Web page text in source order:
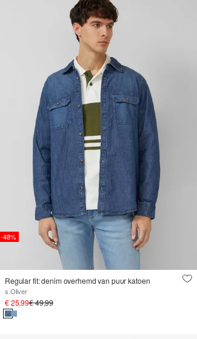
-48%
Regular fit: denim overhemd van puur katoen
s.Oliver
€ 25,99€ 49,99